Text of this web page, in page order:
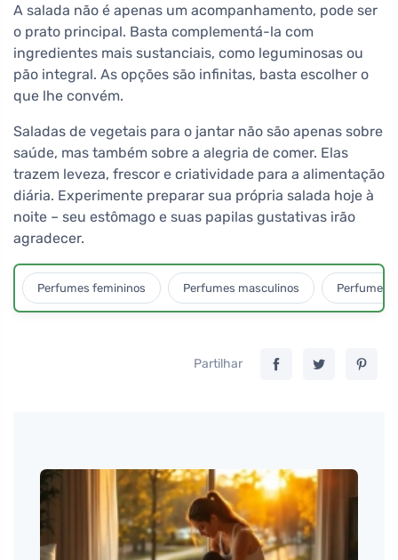
A salada não é apenas um acompanhamento, pode ser
o prato principal. Basta complementá-la com
ingredientes mais sustanciais, como leguminosas ou
pão integral. As opções são infinitas, basta escolher o
que lhe convém.
Saladas de vegetais para o jantar não são apenas sobre
saúde, mas também sobre a alegria de comer. Elas
trazem leveza, frescor e criatividade para a alimentação
diária. Experimente preparar sua própria salada hoje à
noite – seu estômago e suas papilas gustativas irão
agradecer.
Perfumes femininos Perfumes masculinos Perfumes
Partilhar